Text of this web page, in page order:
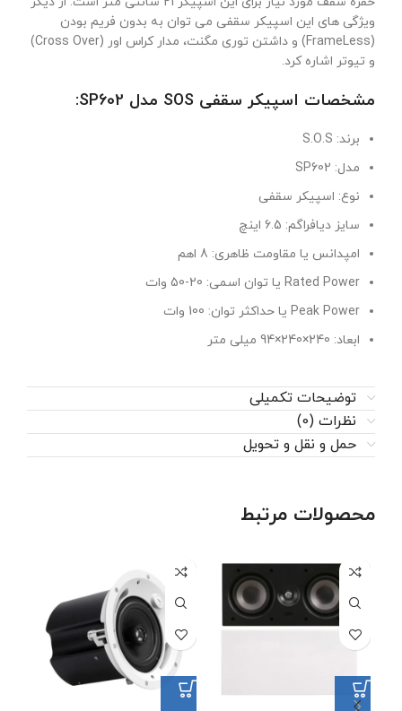
ویژگی های این اسپیکر سقفی می توان به بدون فریم بودن
(FrameLess) و داشتن توری مگنت، مدار کراس اور (Cross Over)
و تیوتر اشاره کرد.
مشخصات اسپیکر سقفی SOS مدل SP602:
برند: S.O.S
مدل: SP602
نوع: اسپیکر سقفی
سایز دیافراگم: 6.5 اینچ
امپدانس یا مقاومت ظاهری: 8 اهم
Rated Power یا توان اسمی: 20-50 وات
Peak Power یا حداکثر توان: 100 وات
ابعاد: 240×240×94 میلی متر
توضیحات تکمیلی
نظرات (0)
حمل و نقل و تحویل
محصولات مرتبط